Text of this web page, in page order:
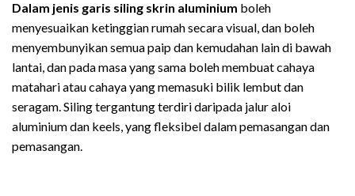
Dalam jenis garis siling skrin aluminium boleh
menyesuaikan ketinggian rumah secara visual, dan boleh
menyembunyikan semua paip dan kemudahan lain di bawah
lantai, dan pada masa yang sama boleh membuat cahaya
matahari atau cahaya yang memasuki bilik lembut dan
seragam. Siling tergantung terdiri daripada jalur aloi
aluminium dan keels, yang fleksibel dalam pemasangan dan
pemasangan.